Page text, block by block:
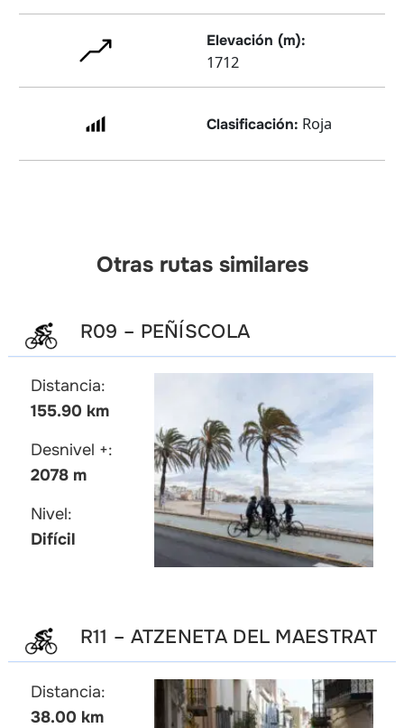
Elevación (m):
1712
Clasificación: Roja
Otras rutas similares
R09 – PEÑÍSCOLA
Distancia:
155.90 km
Desnivel +:
2078 m
Nivel:
Difícil
R11 – ATZENETA DEL MAESTRAT
Distancia:
38.00 km